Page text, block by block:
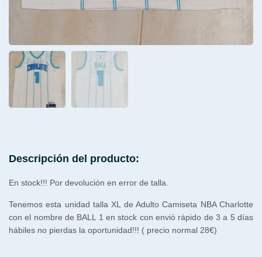
Descripción del producto:
En stock!!! Por devolución en error de talla.
Tenemos esta unidad talla XL de Adulto Camiseta NBA Charlotte
con el nombre de BALL 1 en stock con envió rápido de 3 a 5 días
hábiles no pierdas la oportunidad!!! ( precio normal 28€)